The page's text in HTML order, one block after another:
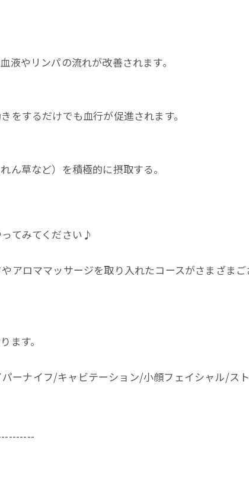
液やリンパの流れが改善されます。
をするだけでも血行が促進されます。
ん草など）を積極的に摂取する。
てみてください♪
アロママッサージを取り入れたコースがさまざま
ます。
ーナイフ/キャビテーション/小顔フェイシャル/ス